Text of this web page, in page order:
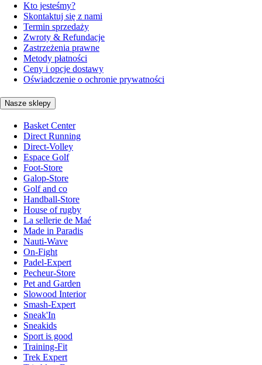
Kto jesteśmy?
Skontaktuj się z nami
Termin sprzedaży
Zwroty & Refundacje
Zastrzeżenia prawne
Metody płatności
Ceny i opcje dostawy
Oświadczenie o ochronie prywatności
Nasze sklepy
Basket Center
Direct Running
Direct-Volley
Espace Golf
Foot-Store
Galop-Store
Golf and co
Handball-Store
House of rugby
La sellerie de Maé
Made in Paradis
Nauti-Wave
On-Fight
Padel-Expert
Pecheur-Store
Pet and Garden
Slowood Interior
Smash-Expert
Sneak'In
Sneakids
Sport is good
Training-Fit
Trek Expert